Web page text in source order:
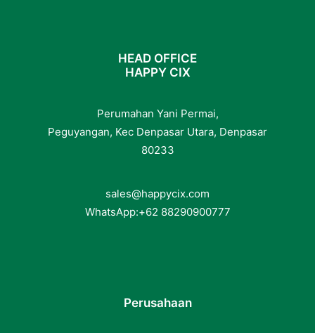
HEAD OFFICE
HAPPY CIX
Perumahan Yani Permai,
Peguyangan, Kec Denpasar Utara, Denpasar
80233
sales@happycix.com
WhatsApp:+62 88290900777
Perusahaan